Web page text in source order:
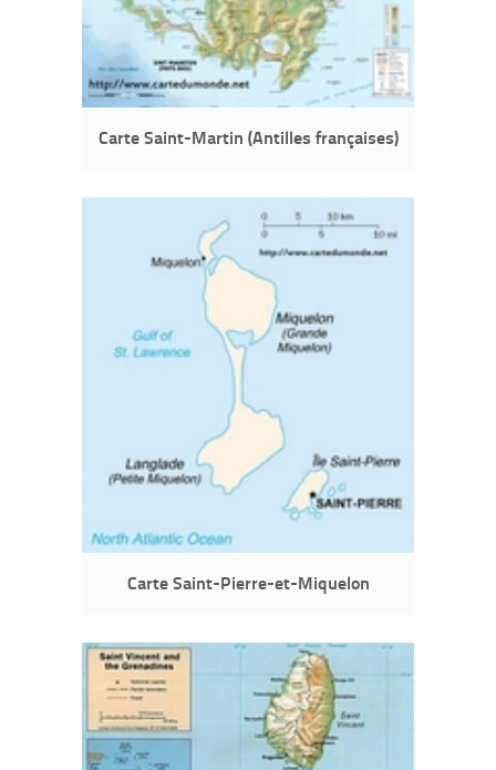
Carte Saint-Martin (Antilles françaises)
Carte Saint-Pierre-et-Miquelon